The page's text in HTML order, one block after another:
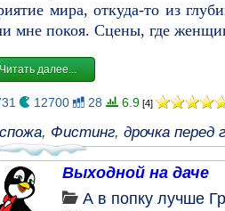
мира, откуда-то из
мне покоя. Сцены, где
Читать далее...
12700 28 6.9 [4]
, Фистинг, дрочка перед
Выходной на даче
А в попку лучше